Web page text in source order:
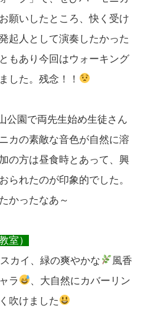
願いしたところ、快く受け
起人として演奏したかった
もあり今回はウォーキング
した。残念！！
公園で両先生始め生徒さん
カの素敵な音色が自然に溶
の方は昼食時とあって、興
られたのが印象的でした。
かったなあ～
室）
カイ、緑の爽やかな
風香
ラ
、大自然にカバーリン
吹けました